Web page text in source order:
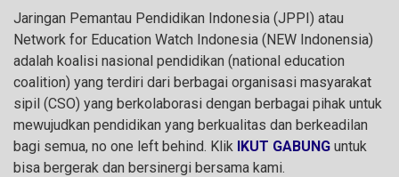
Jaringan Pemantau Pendidikan Indonesia (JPPI) atau
Network for Education Watch Indonesia (NEW Indonensia)
adalah koalisi nasional pendidikan (national education
coalition) yang terdiri dari berbagai organisasi masyarakat
sipil (CSO) yang berkolaborasi dengan berbagai pihak untuk
mewujudkan pendidikan yang berkualitas dan berkeadilan
bagi semua, no one left behind. Klik IKUT GABUNG untuk
bisa bergerak dan bersinergi bersama kami.